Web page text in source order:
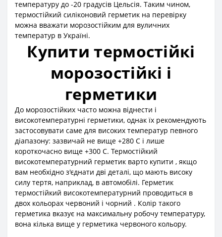
температуру до -20 градусів Цельсія. Таким чином,
термостійкий силіконовий герметик на перевірку
можна вважати морозостійким для вуличних
температур в Україні.
Купити термостійкі
морозостійкі і
герметики
До морозостійких часто можна віднести і
високотемпературні герметики, однак їх рекомендують
застосовувати саме для високих температур певного
діапазону: зазвичай не вище +280 С і лише
короткочасно вище +300 С. Термостійкий
високотемпературний герметик варто купити , якщо
вам необхідно з'єднати дві деталі, що мають високу
силу тертя, наприклад, в автомобілі. Герметик
термостійкий високотемпературний проводиться в
двох кольорах червоний і чорний . Колір такого
герметика вказує на максимальну робочу температуру,
вона кілька вище у герметика червоного кольору.